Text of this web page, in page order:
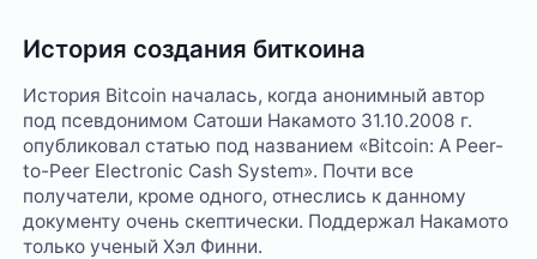
История создания биткоина
История Bitcoin началась, когда анонимный автор
под псевдонимом Сатоши Накамото 31.10.2008 г.
опубликовал статью под названием «Bitcoin: A Peer-
to-Peer Electronic Cash System». Почти все
получатели, кроме одного, отнеслись к данному
документу очень скептически. Поддержал Накамото
только ученый Хэл Финни.